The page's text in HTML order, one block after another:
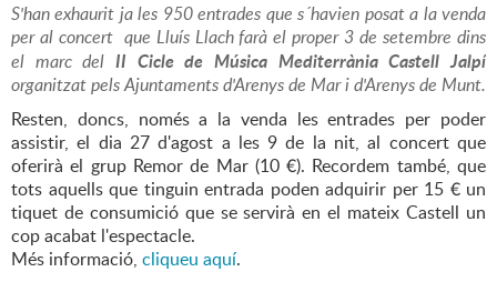
S'han exhaurit ja les 950 entrades que s´havien posat a la venda
per al concert que Lluís Llach farà el proper 3 de setembre dins
el marc del II Cicle de Música Mediterrània Castell Jalpí
organitzat pels Ajuntaments d'Arenys de Mar i d'Arenys de Munt.
Resten, doncs, només a la venda les entrades per poder
assistir, el dia 27 d'agost a les 9 de la nit, al concert que
oferirà el grup Remor de Mar (10 €). Recordem també, que
tots aquells que tinguin entrada poden adquirir per 15 € un
tiquet de consumició que se servirà en el mateix Castell un
cop acabat l'espectacle.
Més informació, cliqueu aquí.